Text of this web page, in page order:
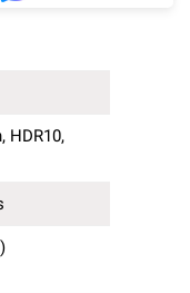
HDR10,